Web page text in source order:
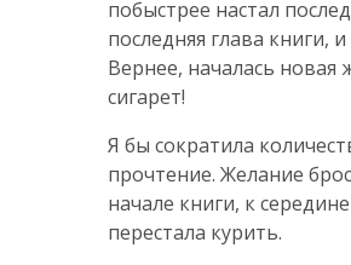
побыстрее настал
последняя глава книги,
Вернее, началась новая
сигарет!
Я бы сократила
прочтение. Желание
начале книги, к
перестала курить.